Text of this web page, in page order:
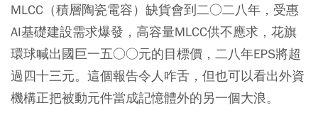
MLCC（積層陶瓷電容）缺貨會到二○二八年，受惠
AI基礎建設需求爆發，高容量MLCC供不應求，花旗
環球喊出國巨一五○○元的目標價，二八年EPS將超
過四十三元。這個報告令人咋舌，但也可以看出外資
機構正把被動元件當成記憶體外的另一個大浪。